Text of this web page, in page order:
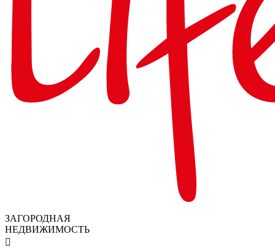
ЗАГОРОДНАЯ
НЕДВИЖИМОСТЬ
